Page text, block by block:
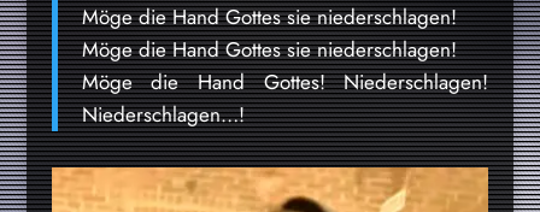
Möge die Hand Gottes sie niederschlagen!
Möge die Hand Gottes sie niederschlagen!
Möge die Hand Gottes! Niederschlagen!
Niederschlagen…!